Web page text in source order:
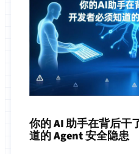
你的 AI 助手在背后干
道的 Agent 安全隐患